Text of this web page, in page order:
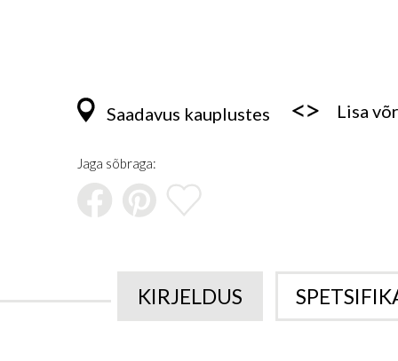
the
beginning
the
images
gallery
Saadavus kauplustes Lisa
Jaga sõbraga:
KIRJELDUS